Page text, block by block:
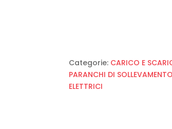
Categorie: CARICO E
PARANCHI DI
ELETTRICI